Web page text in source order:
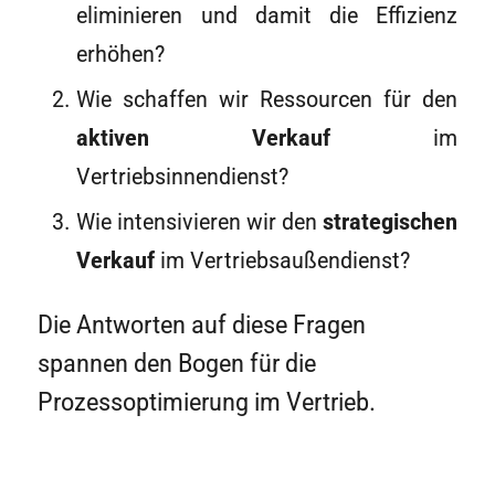
eliminieren und damit die Effizienz
erhöhen?
Wie schaffen wir Ressourcen für den
aktiven Verkauf im
Vertriebsinnendienst?
Wie intensivieren wir denstrategischen
Verkauf im Vertriebsaußendienst?
Die Antworten auf diese Fragen
spannen den Bogen für die
Prozessoptimierung im Vertrieb.